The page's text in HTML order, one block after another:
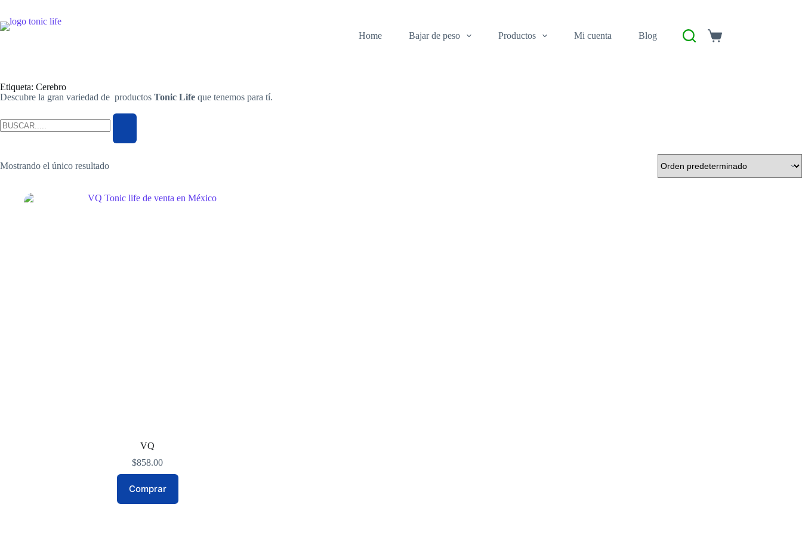
Home Bajar de peso Productos Mi cuenta Blog
Etiqueta: Cerebro
Descubre la gran variedad de productos Tonic Life que tenemos para tí.
Mostrando el único resultado
VQ
$858.00
Comprar